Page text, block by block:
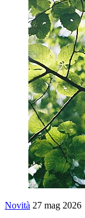
Novità 27 mag 2026